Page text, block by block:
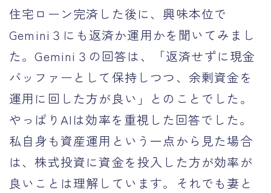
住宅ローン完済した後に、興味本位で
Gemini３にも返済か運用かを聞いてみまし
た。Gemini３の回答は、「返済せずに現金
バッファーとして保持しつつ、余剰資金を
運用に回した方が良い」とのことでした。
やっぱりAIは効率を重視した回答でした。
私自身も資産運用という一点から見た場合
は、株式投資に資金を投入した方が効率が
良いことは理解しています。それでも妻と